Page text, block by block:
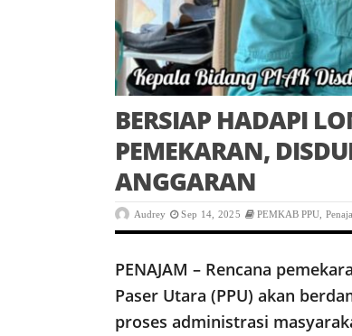
BERSIAP HADAPI
PEMEKARAN,
ANGGARAN
Audrey Sep 14, 2025 PEMKAB PPU
PENAJAM – Rencana
Paser Utara (PPU) akan
proses administrasi